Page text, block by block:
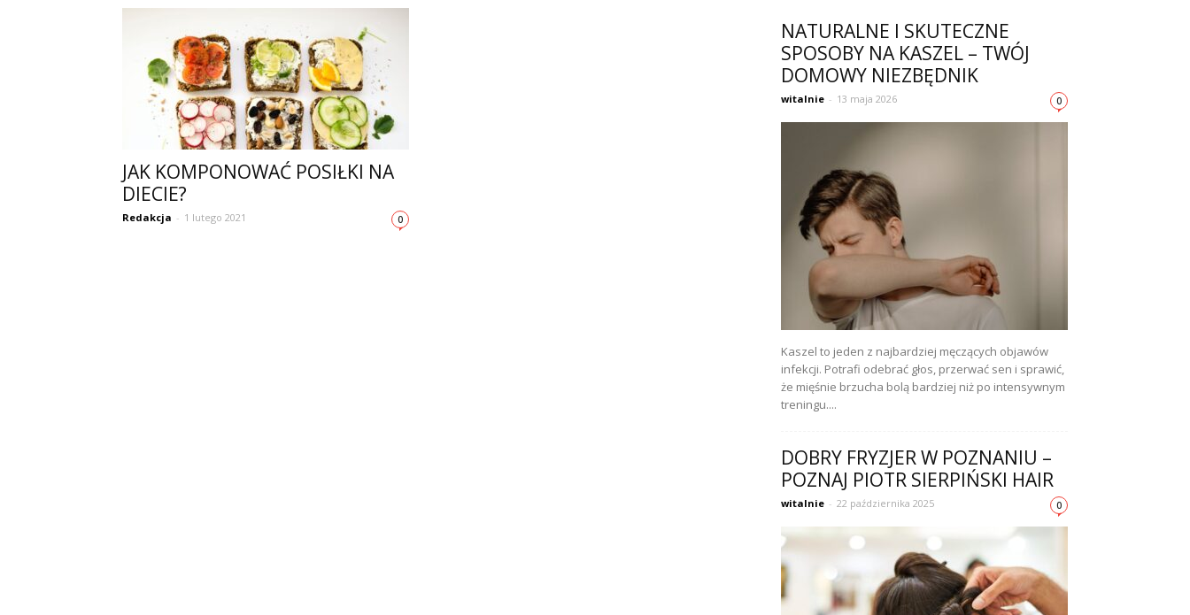
JAK KOMPONOWAĆ POSIŁKI NA
DIECIE?
Redakcja - 1 lutego 2021 0
NATURALNE I SKUTECZNE
SPOSOBY NA KASZEL – TWÓJ
DOMOWY NIEZBĘDNIK
witalnie - 13 maja 2026 0
Kaszel to jeden z najbardziej męczących objawów
infekcji. Potrafi odebrać głos, przerwać sen i sprawić,
że mięśnie brzucha bolą bardziej niż po intensywnym
treningu....
DOBRY FRYZJER W POZNANIU –
POZNAJ PIOTR SIERPIŃSKI HAIR
witalnie - 22 października 2025 0